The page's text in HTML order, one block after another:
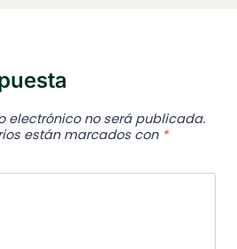
electrónico no será publicada.
están marcados con *